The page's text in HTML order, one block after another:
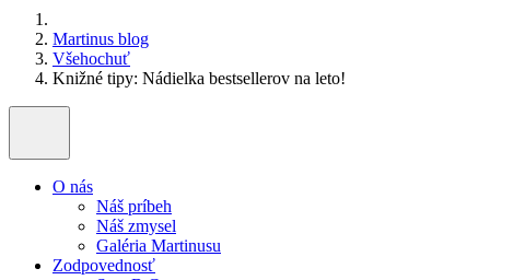
Martinus blog
Všehochuť
Knižné tipy: Nádielka bestsellerov na leto!
O nás
Náš príbeh
Náš zmysel
Galéria Martinusu
Zodpovednosť